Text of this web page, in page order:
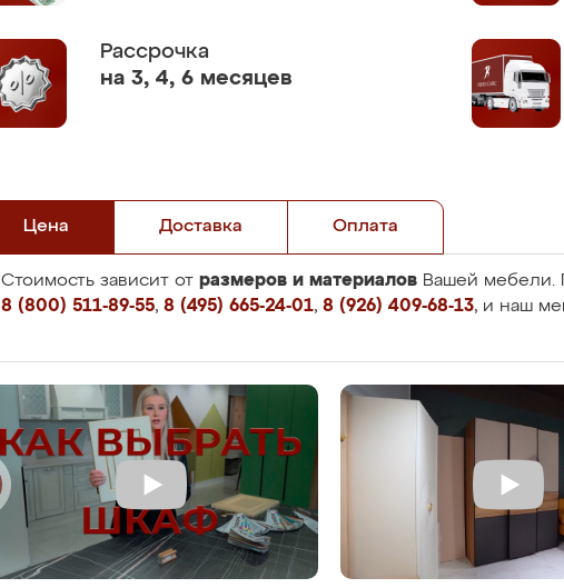
Рассрочка
на 3, 4, 6 месяцев
Цена Доставка Оплата
Стоимость зависит от размеров и материалов Вашей мебели.
8 (800) 511-89-55, 8 (495) 665-24-01, 8 (926) 409-68-13, и наш